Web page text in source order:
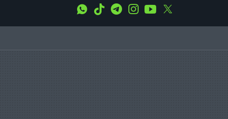
WhatsApp
Tiktok TelegramInstagramYoutube